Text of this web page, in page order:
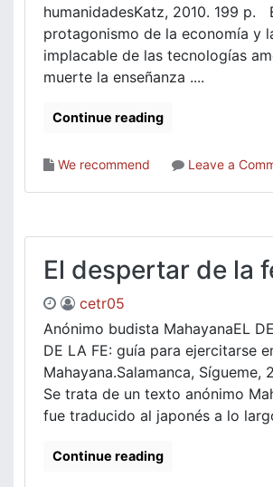
humanidadesKatz, 2010. 199 p.
protagonismo de la economía y
implacable de las tecnologías
muerte la enseñanza ....
Continue reading
We recommend Leave a
El despertar de la
cetr05
Anónimo budista MahayanaEL
DE LA FE: guía para ejercitarse
Mahayana.Salamanca, Sígueme,
Se trata de un texto anónimo
fue traducido al japonés a lo
Continue reading